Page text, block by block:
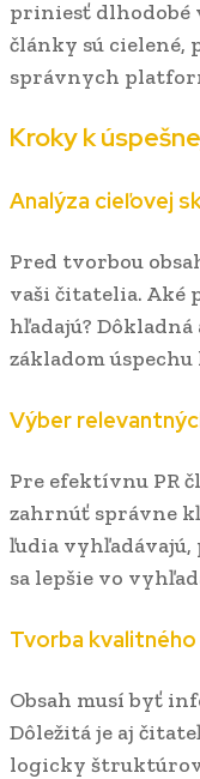
priniesť dlhodobé
články sú cielené,
správnych
Kroky k
Analýza cieľovej
Pred tvorbou
vaši čitatelia. Aké
hľadajú?
základom
Výber
Pre efektívnu PR
zahrnúť správne
ľudia vyhľadávajú,
sa lepšie vo
Tvorba kvalitného
Obsah musí byť
Dôležitá je aj
logicky